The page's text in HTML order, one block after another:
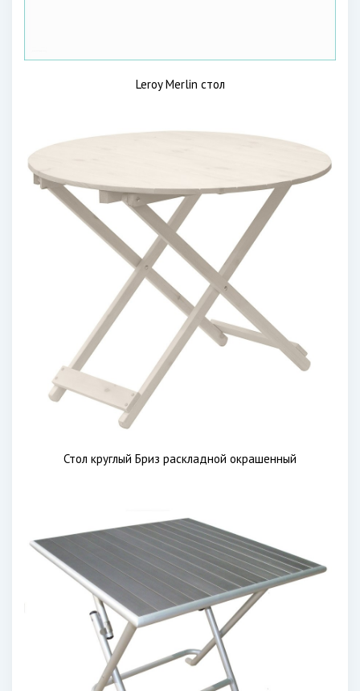
Leroy Merlin стол
Стол круглый Бриз раскладной окрашенный